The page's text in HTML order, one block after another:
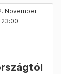
November
23:00